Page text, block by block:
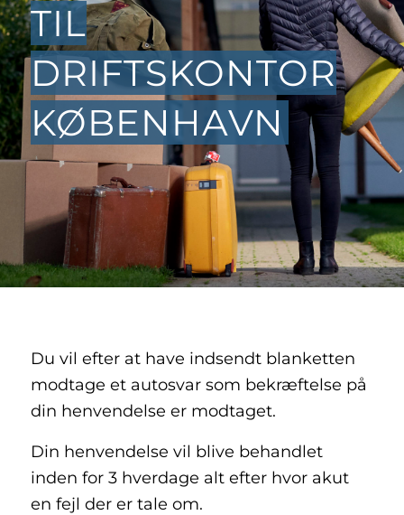
TIL
DRIFTSKONTOR
KØBENHAVN
Du vil efter at have indsendt blanketten
modtage et autosvar som bekræftelse på
din henvendelse er modtaget.
Din henvendelse vil blive behandlet
inden for 3 hverdage alt efter hvor akut
en fejl der er tale om.